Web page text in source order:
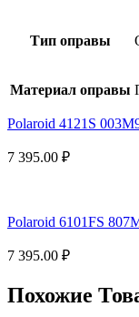
Тип оправы
Материал оправы
Polaroid 4121S
7 395.00 ₽
Polaroid 6101FS
7 395.00 ₽
Похожие